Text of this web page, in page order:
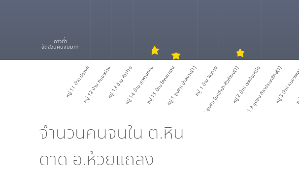
หมู่ 11 บ้าน ปรางค์หมู่ 12 บ้าน หนองม่วงหมู่ 13 บ้าน หัวฝายหมู่ 14 บ้าน สะพานทองหมู่ 15 บ้าน โคกสะทอนหมู่ 1 ชุมชน ป่าสงวน(1)หมู่ 1 บ้าน หินดาด
หมู่ 2 ชุมชน โนนจำปา-หัวทำนบ(1)หมู่ 2 บ้าน ตะคร้อเหนือ
หมู่ 3 ชุมชน ศิลาประชารักษ์(1)
หมู่ 3 บ้าน หห
ดาวต่ำ
สัดส่วนคนจนมาก
จำนวนคนจนใน ต.หิน
ดาด อ.ห้วยแถลง